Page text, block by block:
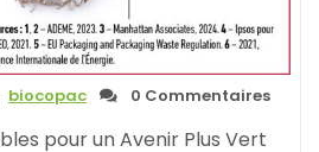
biocopac 0 Commentaires
pour un Avenir Plus Vert